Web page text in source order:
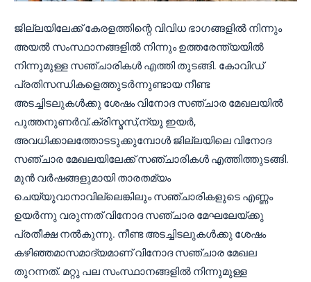
ജില്ലയിലേക്ക് കേരളത്തിന്റെ വിവിധ ഭാഗങ്ങളിൽ നിന്നും
അയൽ സംസ്ഥാനങ്ങളിൽ നിന്നും ഉത്തരേന്ത്യയിൽ
നിന്നുമുള്ള സഞ്ചാരികൾ എത്തി തുടങ്ങി. കോവിഡ്
പ്രതിസന്ധികളെത്തുടർന്നുണ്ടായ നീണ്ട
അടച്ചിടലുകൾക്കു ശേഷം വിനോദ സഞ്ചാര മേഖലയിൽ
പുത്തനുണർവ്.ക്രിസ്മസ്,ന്യൂ ഇയർ,
അവധിക്കാലത്തോടടുക്കുമ്പോൾ ജില്ലയിലെ വിനോദ
സഞ്ചാര മേഖലയിലേക്ക് സഞ്ചാരികൾ എത്തിത്തുടങ്ങി.
മുൻ വർഷങ്ങളുമായി താരതമ്യം
ചെയ്യുവാനാവില്ലെങ്കിലും സഞ്ചാരികളുടെ എണ്ണം
ഉയർന്നു വരുന്നത് വിനോദ സഞ്ചാര മേഘലേയ്ക്കു
പ്രതീക്ഷ നൽകുന്നു. നീണ്ട അടച്ചിടലുകൾക്കു ശേഷം
കഴിഞ്ഞമാസമാദ്യമാണ് വിനോദ സഞ്ചാര മേഖല
തുറന്നത്. മറ്റു പല സംസ്ഥാനങ്ങളിൽ നിന്നുമുള്ള